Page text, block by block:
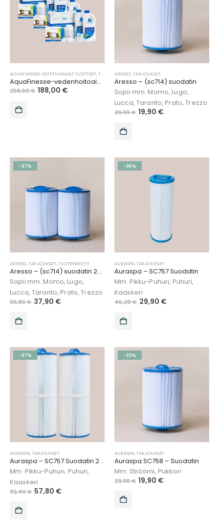
AQUAFINESSE,OSTETUIMMAT TUOTTEET,TARJOUKSET ,TUOTEPAKETIT,
AquaFinesse-vedenhoitoaine 2kpl
258,00€ 188,00 €
ARESSO,TARJOUKSET
Aresso – (sc714) suodatin
Sopii mm. Momo, Lugo,
Lucca, Taranto, Prato, Trezzo
29,90€ 19,90 €
-37%
ARESSO,TARJOUKSET,TUOTEPAKETIT
Aresso – (sc714) suodatin 2kpl
Sopii mm. Momo, Lugo,
Lucca, Taranto, Prato, Trezzo
59,80€ 37,90 €
-35%
AURASPA,TARJOUKSET
Auraspa – SC757 Suodatin
Mm. Pikku-Puhuri, Puhuri,
Kaaskeri
46,20€ 29,90 €
-37%
AURASPA,TARJOUKSET
Auraspa – SC757 Suodatin 2kpl
Mm. Pikku-Puhuri, Puhuri,
Kaaskeri
92,40€ 57,80 €
-33%
AURASPA,TARJOUKSET
Auraspa SC758 – Suodatin
Mm. Ströömi, Pukkari
29,90€ 19,90 €